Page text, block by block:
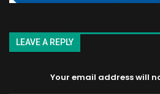
LEAVE A REPLY
Your email address will